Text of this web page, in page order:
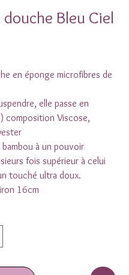
douche Bleu Ciel
en éponge microfibres de
elle passe en
composition Viscose,
à un pouvoir
fois supérieur à celui
touché ultra doux.
16cm